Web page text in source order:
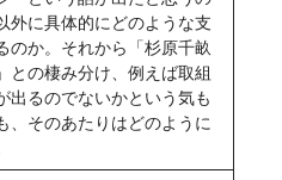
外に具体的にどのような支
のか。それから「杉原千畝
との棲み分け、例えば取組
出るのでないかという気も
、そのあたりはどのように